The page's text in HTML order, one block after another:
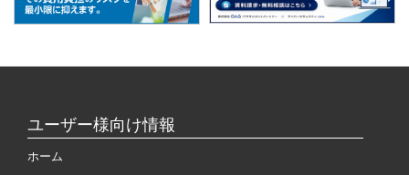
ユーザー様向け情報
ホーム